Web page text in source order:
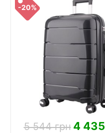
-20%
5 544 грн 4